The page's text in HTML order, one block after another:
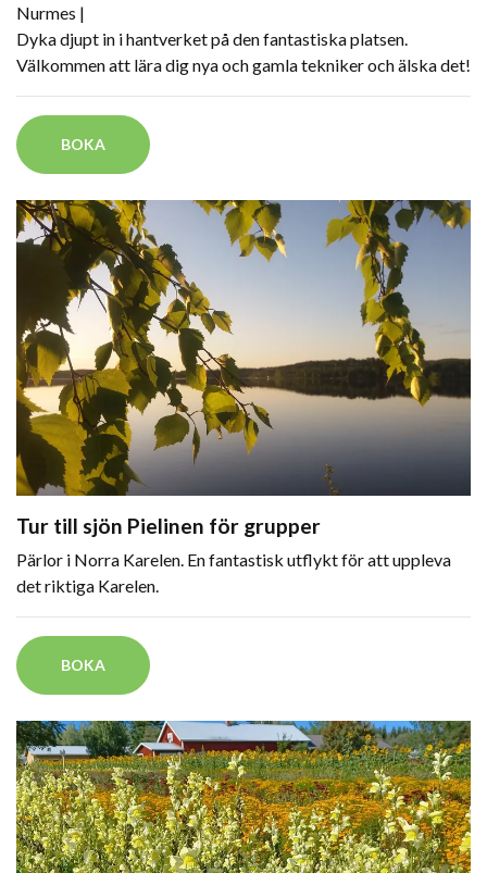
Nurmes |
Dyka djupt in i hantverket på den fantastiska platsen.
Välkommen att lära dig nya och gamla tekniker och älska det!
BOKA
Tur till sjön Pielinen för grupper
Pärlor i Norra Karelen. En fantastisk utflykt för att uppleva
det riktiga Karelen.
BOKA